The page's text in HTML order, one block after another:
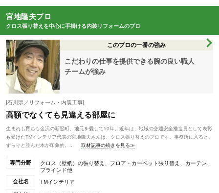
宮地隆夫プロ
クロス張り替えを中心に手掛ける内装リフォームのプロ
このプロの一番の強み
こだわりの仕事を提供できる腕の良い職人
チームが強み
[石川県／リフォーム・内装工事]
高額でなくても見違える部屋に
生まれも育ちも金沢の新竪町。地元を愛して50年。近年は、地域の交通安全推進員として表彰
も受けたTMインテリア代表の宮地隆夫さんは、クロス張り替えのプロです。事務所に入ると、
ずらりと並んだ本が印象的。...
取材記事の続きを見る≫
専門分野
クロス（壁紙）の張り替え、フロア・カーペット張り替え、カーテン、
ブラインド他
会社名
TMインテリア